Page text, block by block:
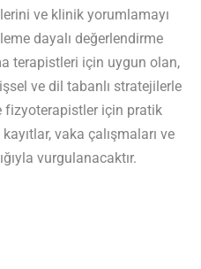
ve klinik yorumlamayı
dayalı değerlendirme
terapistleri için uygun olan,
ve dil tabanlı stratejilerle
fizyoterapistler için pratik
vaka çalışmaları ve
vurgulanacaktır.